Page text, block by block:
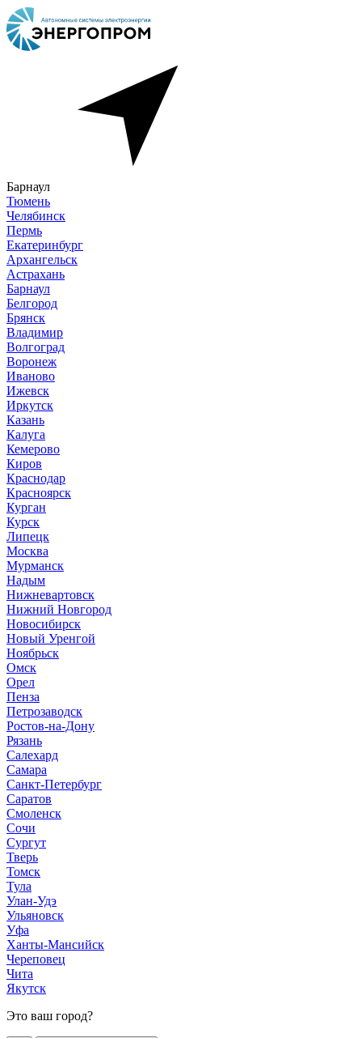
Барнаул
Тюмень
Челябинск
Пермь
Екатеринбург
Архангельск
Астрахань
Барнаул
Белгород
Брянск
Владимир
Волгоград
Воронеж
Иваново
Ижевск
Иркутск
Казань
Калуга
Кемерово
Киров
Краснодар
Красноярск
Курган
Курск
Липецк
Москва
Мурманск
Надым
Нижневартовск
Нижний Новгород
Новосибирск
Новый Уренгой
Ноябрьск
Омск
Орел
Пенза
Петрозаводск
Ростов-на-Дону
Рязань
Салехард
Самара
Санкт-Петербург
Саратов
Смоленск
Сочи
Сургут
Тверь
Томск
Тула
Улан-Удэ
Ульяновск
Уфа
Ханты-Мансийск
Череповец
Чита
Якутск
Это ваш город?